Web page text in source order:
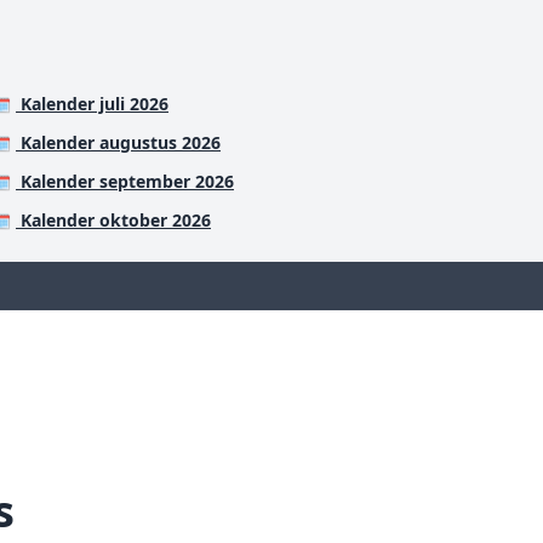
Kalender juli 2026
Kalender augustus 2026
Kalender september 2026
Kalender oktober 2026